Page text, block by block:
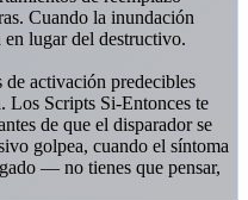
Cuando la inundación
lugar del destructivo.
activación predecibles
Los Scripts Si-Entonces te
de que el disparador se
golpea, cuando el síntoma
— no tienes que pensar,